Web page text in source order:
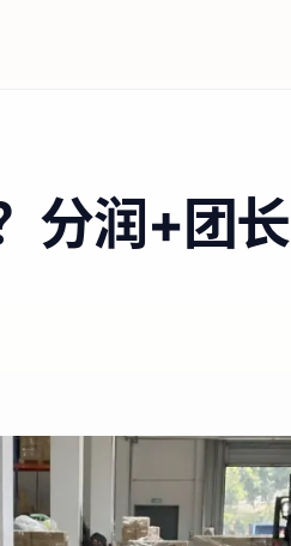
分润+团长